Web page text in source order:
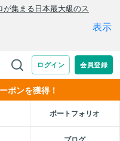
ポンを獲得！
ポートフォリオ